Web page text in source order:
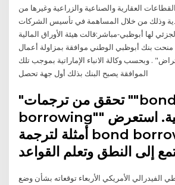
العقارية والصناعية والزراعية وغيرها من
وذلك من خلال المساهمة في تأسيس الشركات
لها أبوظبي-مباشر:قالت هيئة الأوراق المالية
منحت بنك أبوظبي الوطني موافقة بمزاولة أعمال
. وبحسب وكالة الانباء الإماراتية بموجب تلك
الموافقة يصبح البنك بذلك أول جهة تحصل
"تحقق من ترجمات ""bond
borrowing"" إلى العربية. استعرض
أمثلة لترجمة bond borrowing في
الفيدرالي الأمريكي الأربعاء توقعاته بشأن وضع